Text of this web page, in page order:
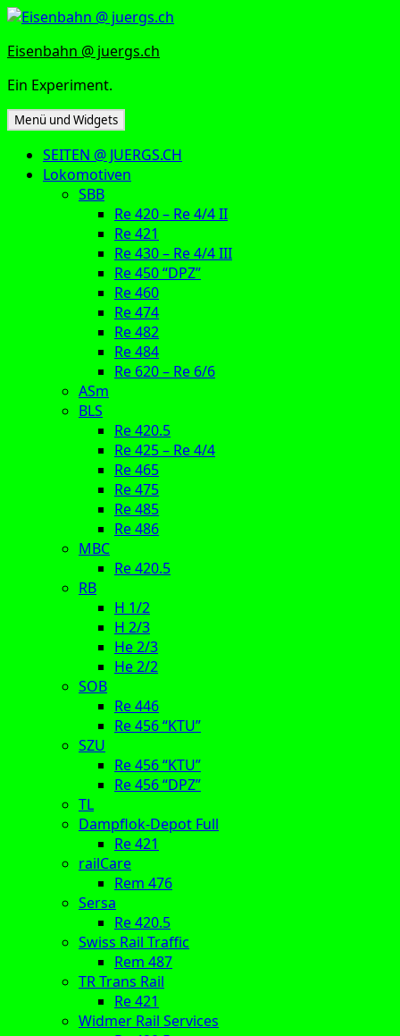
Zum
springen
Eisenbahn @ juergs.ch
Ein Experiment.
Menü und Widgets
SEITEN @ JUERGS.CH
Lokomotiven
SBB
Re 420 – Re 4/4 II
Re 421
Re 430 – Re 4/4 III
Re 450 “DPZ”
Re 460
Re 474
Re 482
Re 484
Re 620 – Re 6/6
ASm
BLS
Re 420.5
Re 425 – Re 4/4
Re 465
Re 475
Re 485
Re 486
MBC
Re 420.5
RB
H 1/2
H 2/3
He 2/3
He 2/2
SOB
Re 446
Re 456 “KTU”
SZU
Re 456 “KTU”
Re 456 “DPZ”
TL
Dampflok-Depot Full
Re 421
railCare
Rem 476
Sersa
Re 420.5
Swiss Rail Traffic
Rem 487
TR Trans Rail
Re 421
Widmer Rail Services